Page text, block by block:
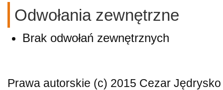
Odwołania zewnętrzne
Brak odwołań zewnętrznych
Prawa autorskie (c) 2015 Cezar Jędrysko